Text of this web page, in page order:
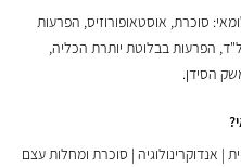
סוכרת, אוסטאופורוזיס, הפרעות
הפרעות בבלוטת יותרת הכליה,
הסידן.
| אנדוקרינולוגיה | סוכרת ומחלות עצם